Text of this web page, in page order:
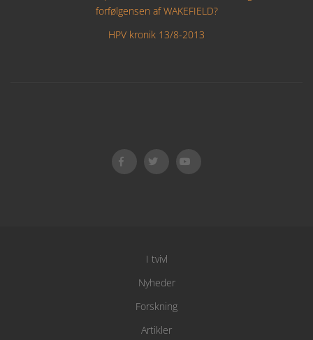
forfølgensen af WAKEFIELD?
HPV kronik 13/8-2013
I tvivl
Nyheder
Forskning
Artikler